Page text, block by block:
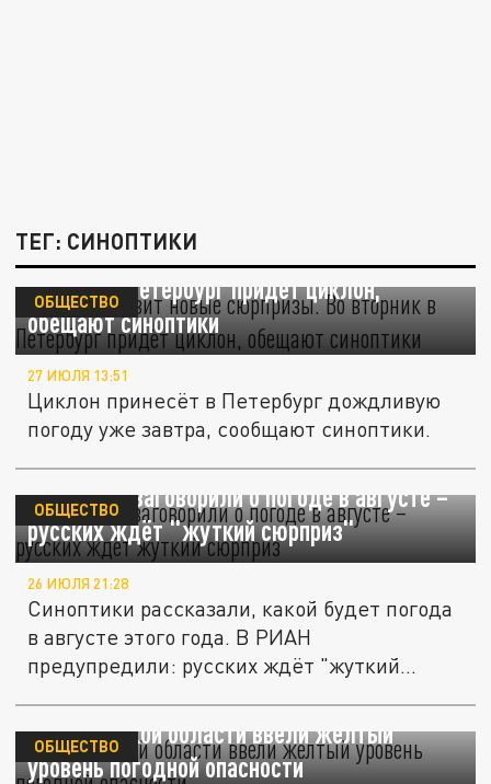
ТЕГ: СИНОПТИКИ
Погода готовит новые сюрпризы. Во
вторник в Петербург придёт циклон,
обещают синоптики
ОБЩЕСТВО
27 ИЮЛЯ 13:51
Циклон принесёт в Петербург дождливую
погоду уже завтра, сообщают синоптики.
Синоптики заговорили о погоде в августе –
русских ждёт "жуткий сюрприз"
ОБЩЕСТВО
26 ИЮЛЯ 21:28
Синоптики рассказали, какой будет погода
в августе этого года. В РИАН
предупредили: русских ждёт "жуткий...
В Московской области ввели желтый
уровень погодной опасности
ОБЩЕСТВО